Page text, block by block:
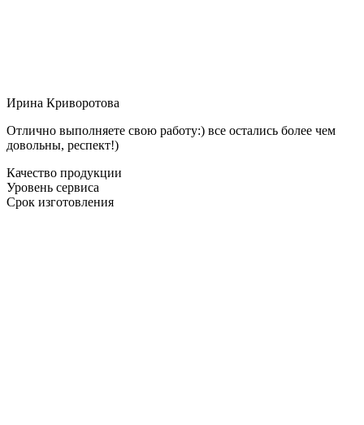
Ирина Криворотова
Отлично выполняете свою работу:) все остались более чем
довольны, респект!)
Качество продукции
Уровень сервиса
Срок изготовления